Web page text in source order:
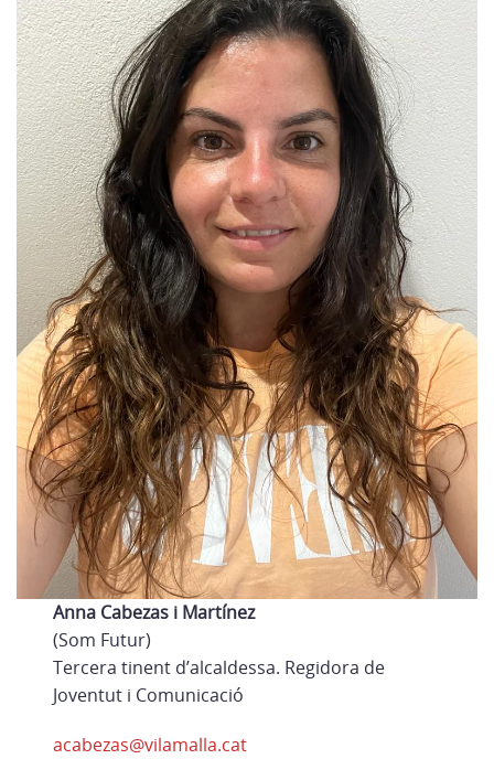
Anna Cabezas i Martínez
(Som Futur)
Tercera tinent d’alcaldessa. Regidora de
Joventut i Comunicació
acabezas@vilamalla.cat